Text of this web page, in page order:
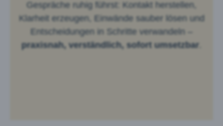
Gespräche ruhig führst: Kontakt herstellen,
Klarheit erzeugen, Einwände sauber lösen und
Entscheidungen in Schritte verwandeln –
praxisnah, verständlich, sofort umsetzbar